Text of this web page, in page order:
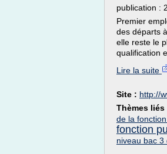
publication :
Premier
des départs
elle reste le
qualification
Lire la suite
Site : http://
Thèmes liés
de la
fonction
niveau bac 3